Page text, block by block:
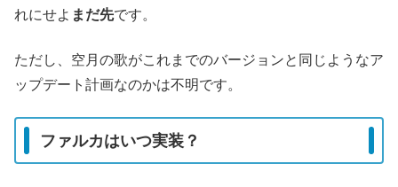
れにせよ まだ先です。
ただし、空月の歌がこれまでのバージョンと同じようなア
ップデート計画なのかは不明です。
ファルカはいつ実装？